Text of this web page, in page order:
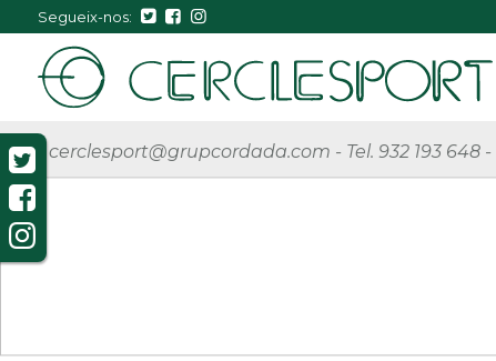
Segueix-nos:
cerclesport@grupcordada.com - Tel. 932 193 648 -